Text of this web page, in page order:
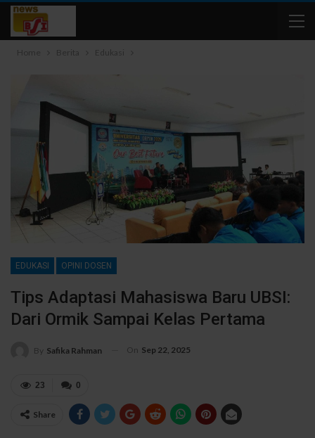
Home Berita Edukasi
EDUKASI OPINI DOSEN
Tips Adaptasi Mahasiswa Baru UBSI:
Dari Ormik Sampai Kelas Pertama
By Safika Rahman On Sep 22, 2025
0
23
Share